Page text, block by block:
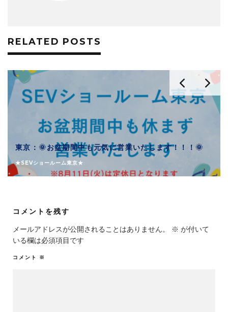
RELATED POSTS
東京：🌞お盆期間中も元気に営業いたします！！！🌞
★SEVショールーム東京★
コメントを残す
メールアドレスが公開されることはありません。 ※ が付いて
いる欄は必須項目です
コメント ※